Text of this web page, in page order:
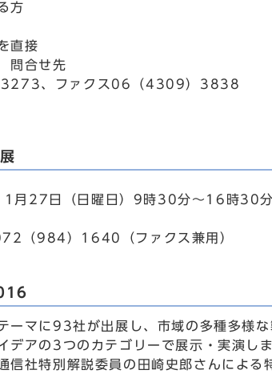
方
直接
問合せ先
、ファクス06（4309）3838
月27日（日曜日）9時30分～16時30分
（984）1640（ファクス兼用）
ーマに93社が出展し、市域の多種多様
デアの3つのカテゴリーで展示・実演し
信社特別解説委員の田崎史郎さんによ